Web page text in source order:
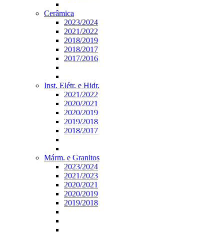
Cerâmica
2023/2024
2021/2022
2018/2019
2018/2017
2017/2016
Inst. Elétr. e Hidr.
2021/2022
2020/2021
2020/2019
2019/2018
2018/2017
Márm. e Granitos
2023/2024
2021/2023
2020/2021
2020/2019
2019/2018